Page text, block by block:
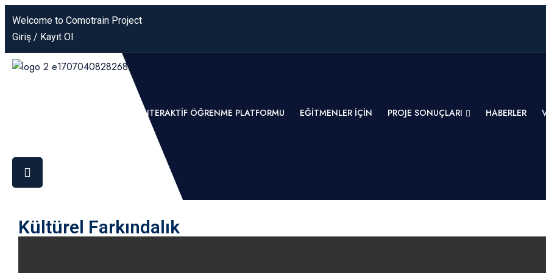
Welcome to Comotrain Project
Giriş / Kayıt Ol
İNTERAKTIF ÖĞRENME PLATFORMU EĞITMENLER İÇIN PROJE SONUÇLARI HABERLER
Kültürel Farkındalık